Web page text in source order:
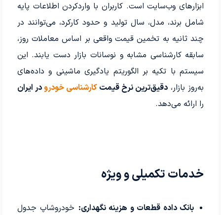
ابزارهای وب‌سایت است. کاربران با واردکردن اطلاعات پایه
شامل برند، مدل، سال تولید و حدود کارکرد، می‌توانند در
چند ثانیه به تخمین قیمت واقعی بر اساس معاملات روز،
سابقه کارشناسی مشابه و نوسانات بازار دست یابند. این
سیستم با تکیه بر الگوریتم یادگیری ماشینی و داده‌های
به‌روز بازار، دقیق‌ترین نرخ قیمتکارشناسی خودرودر ایران
را ارائه می‌دهد.
خدمات تکمیلی و ویژه
بانک داده قطعات و هزینه نگهداری: خودروشاپ جدول